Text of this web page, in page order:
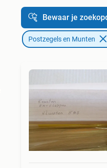
Bewaar je
Postzegels en Munten